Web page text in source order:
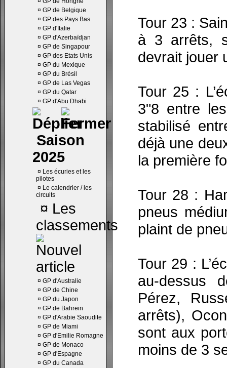
¤ GP de Belgique
¤ GP des Pays Bas
¤ GP d'Italie
¤ GP d'Azerbaïdjan
¤ GP de Singapour
¤ GP des Etats Unis
¤ GP du Mexique
¤ GP du Brésil
¤ GP de Las Vegas
¤ GP du Qatar
¤ GP d'Abu Dhabi
Saison
2025
¤ Les écuries et les
pilotes
¤ Le calendrier / les
circuits
¤ Les
classements
¤ GP d'Australie
¤ GP de Chine
¤ GP du Japon
¤ GP de Bahrein
¤ GP d'Arabie Saoudite
¤ GP de Miami
¤ GP d'Emilie Romagne
¤ GP de Monaco
¤ GP d'Espagne
¤ GP du Canada
Tour 23 :
à 3 arrêts,
devrait jouer
Tour 25 :
3"8 entre
stabilisé
déjà une
la première
Tour 28 :
pneus
plaint de
Tour 29 :
au-dessus
Pérez,
arrêts),
sont aux
moins de 3